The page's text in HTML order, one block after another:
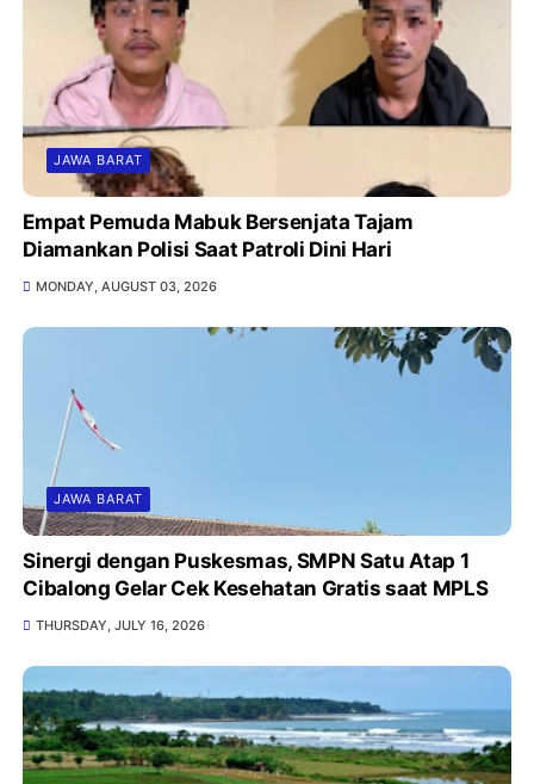
JAWA BARAT
Empat Pemuda Mabuk Bersenjata Tajam
Diamankan Polisi Saat Patroli Dini Hari
MONDAY, AUGUST 03, 2026
JAWA BARAT
Sinergi dengan Puskesmas, SMPN Satu Atap 1
Cibalong Gelar Cek Kesehatan Gratis saat MPLS
THURSDAY, JULY 16, 2026